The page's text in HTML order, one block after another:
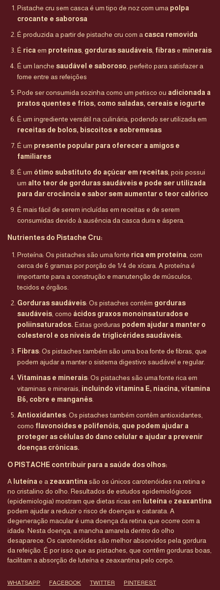
Pistache cru sem casca é um tipo de noz com uma polpa
crocante e saborosa
É produzida a partir de pistache cru com a casca removida
É ricaem proteínas, gorduras saudáveis, fibrase minerais
É um lanche saudável e saboroso, perfeito para satisfazer a
fome entre as refeições
Pode ser consumida sozinha como um petisco ou adicionada a
pratos quentes e frios, como saladas, cereais e iogurte
É um ingrediente versátil na culinária, podendo ser utilizada em
receitas de bolos, biscoitos e sobremesas
É um presente popular para oferecer a amigos e
familiares
É um ótimo substituto do açúcar em receitas, pois possui
um alto teor de gorduras saudáveis e pode ser utilizada
para dar crocância e sabor sem aumentar o teor calórico
É mais fácil de serem incluídas em receitas e de serem
consumidas devido à ausência da casca dura e áspera.
​Nutrientes do Pistache Cru:
Proteína: Os pistaches são uma fonte rica em proteína, com
cerca de 6 gramas por porção de 1/4 de xícara. A proteína é
importante para a construção e manutenção de músculos,
tecidos e órgãos.
Gorduras saudáveis: Os pistaches contêm gorduras
saudáveis, como ácidos graxos monoinsaturados e
poliinsaturados. Estas gorduras podem ajudar a manter o
colesterol e os níveis de triglicérides saudáveis.
Fibras: Os pistaches também são uma boa fonte de fibras, que
podem ajudar a manter o sistema digestivo saudável e regular.
Vitaminas e minerais: Os pistaches são uma fonte rica em
vitaminas e minerais, incluindo vitamina E, niacina, vitamina
B6, cobre e manganês.
Antioxidantes: Os pistaches também contêm antioxidantes,
como flavonoides e polifenóis, que podem ajudar a
proteger as células do dano celular e ajudar a prevenir
doenças crônicas.
O PISTACHE contribuir para a saúde dos olhos:
A luteínae a zeaxantinasão os únicos carotenóides na retina e
no cristalino do olho. Resultados de estudos epidemiológicos
(epidemiologia) mostram que dietas ricas em luteínae zeaxantina
podem ajudar a reduzir o risco de doenças e catarata. A
degeneração macular é uma doença da retina que ocorre com a
idade. Nesta doença, a mancha amarela dentro do olho
desaparece. Os carotenóides são melhor absorvidos pela gordura
da refeição. É por isso que as pistaches, que contêm gorduras boas,
facilitam a absorção de luteína e zeaxantina pelo corpo.
WHATSAPP FACEBOOK TWITTER PINTEREST